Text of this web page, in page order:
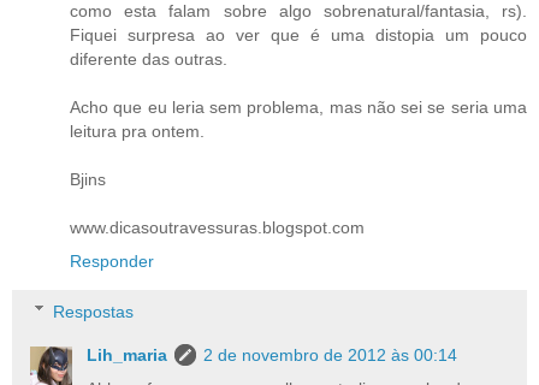
como esta falam sobre algo sobrenatural/fantasia, rs).
Fiquei surpresa ao ver que é uma distopia um pouco
diferente das outras.
Acho que eu leria sem problema, mas não sei se seria uma
leitura pra ontem.
Bjins
www.dicasoutravessuras.blogspot.com
Responder
Respostas
Lih_maria
2 de novembro de 2012 às 00:14